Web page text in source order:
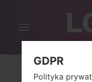
Włącz
nawigację
GDPR
Polityka